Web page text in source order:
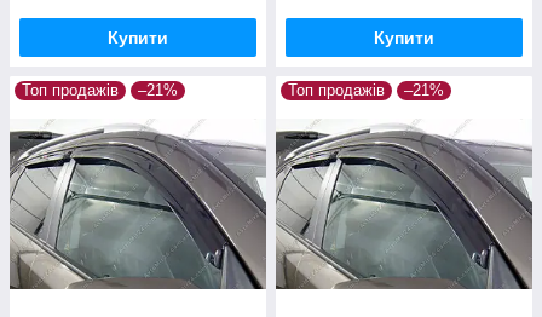
Купити Купити
Топ продажів –21% Топ продажів –21%